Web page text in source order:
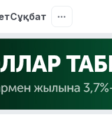
Сұқбат